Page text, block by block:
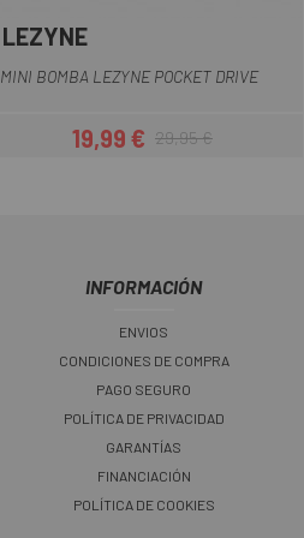
LEZYNE
MINI BOMBA LEZYNE POCKET DRIVE
Precio
19,99 €Precio regular
29,95 €
INFORMACIÓN
ENVIOS
CONDICIONES DE COMPRA
PAGO SEGURO
POLÍTICA DE PRIVACIDAD
GARANTÍAS
FINANCIACIÓN
POLÍTICA DE COOKIES